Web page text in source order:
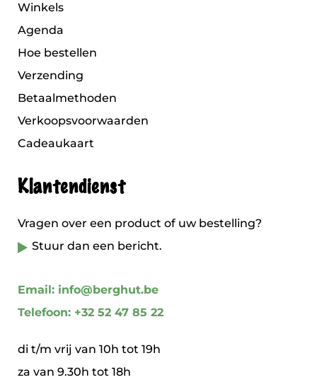
Winkels
Agenda
Hoe bestellen
Verzending
Betaalmethoden
Verkoopsvoorwaarden
Cadeaukaart
Klantendienst
Vragen over een product of uw bestelling?
Stuur dan een bericht.
Email: info@berghut.be
Telefoon: +32 52 47 85 22
di t/m vrij van 10h tot 19h
za van 9.30h tot 18h